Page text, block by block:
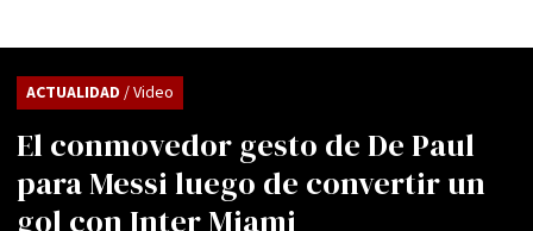
El conmovedor gesto de De Paul
para Messi luego de convertir un
gol con Inter Miami
ACTUALIDAD / Video